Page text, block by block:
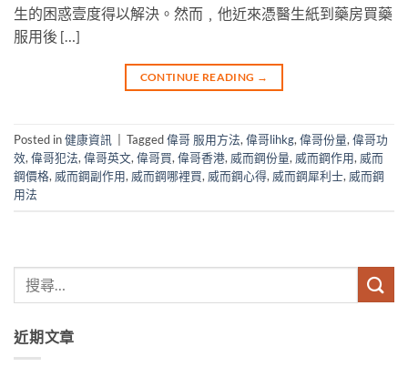
生的困惑壹度得以解決。然而﹐他近來憑醫生紙到藥房買藥
服用後 […]
CONTINUE READING →
Posted in健康資訊 Tagged偉哥 服用方法, 偉哥lihkg, 偉哥份量, 偉哥功
效, 偉哥犯法, 偉哥英文, 偉哥買, 偉哥香港, 威而鋼份量, 威而鋼作用, 威而
鋼價格, 威而鋼副作用, 威而鋼哪裡買, 威而鋼心得, 威而鋼犀利士, 威而鋼
用法
近期文章